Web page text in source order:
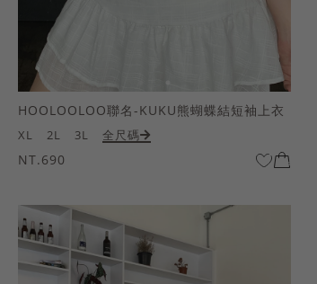
HOOLOOLOO聯名-KUKU熊蝴蝶結短袖上衣
XL 2L 3L 全尺碼
NT.690